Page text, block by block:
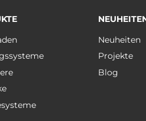
Neuheiten
Projekte
Blog